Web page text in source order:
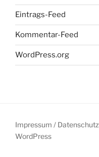
Eintrags-Feed
Kommentar-Feed
WordPress.org
Impressum / Datenschutz
WordPress